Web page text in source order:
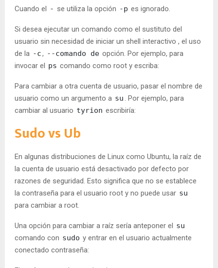
Cuando el - se utiliza la opción -p es ignorado.
Si desea ejecutar un comando como el sustituto del
usuario sin necesidad de iniciar un shell interactivo , el uso
de la -c, --comando de opción. Por ejemplo, para
invocar el ps comando como root y escriba:
Para cambiar a otra cuenta de usuario, pasar el nombre de
usuario como un argumento a su . Por ejemplo, para
cambiar al usuario tyrion escribiría:
Sudo vs Ub
En algunas distribuciones de Linux como Ubuntu, la raíz de
la cuenta de usuario está desactivado por defecto por
razones de seguridad. Esto significa que no se establece
la contraseña para el usuario root y no puede usar su
para cambiar a root.
Una opción para cambiar a raíz sería anteponer el su
comando con sudo y entrar en el usuario actualmente
conectado contraseña: